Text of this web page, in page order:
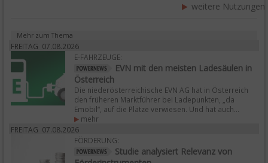
weitere Nutzungen
Mehr zum Thema
FREITAG 07.08.2026
E-FAHRZEUGE:
EVN mit den meisten Ladesäulen in
Österreich
Die niederösterreichische EVN AG hat in Österreich
den früheren Marktführer bei Ladepunkten, „da
Emobil“, auf die Plätze verwiesen. Und hat auch...
mehr
FREITAG 07.08.2026
FÖRDERUNG:
Studie analysiert Relevanz von